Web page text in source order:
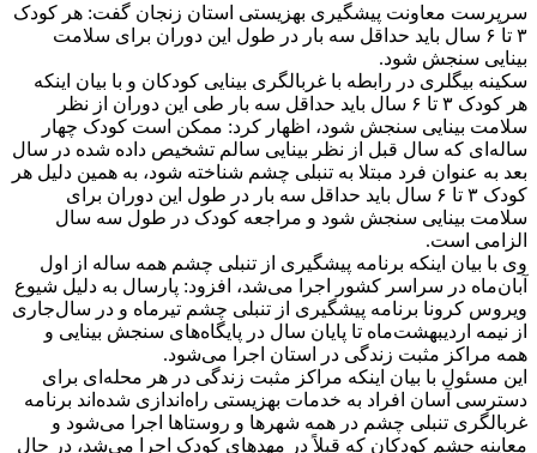
سرپرست معاونت پیشگیری بهزیستی استان زنجان گفت: هر کودک
۳ تا ۶ سال باید حداقل سه بار در طول این دوران برای سلامت
بینایی سنجش شود.
سکینه بیگلری در رابطه با غربالگری بینایی کودکان و با بیان اینکه
هر کودک ۳ تا ۶ سال باید حداقل سه بار طی این دوران از نظر
سلامت بینایی سنجش شود، اظهار کرد: ممکن است کودک چهار
ساله‌ای که سال قبل از نظر بینایی سالم تشخیص داده شده در سال
بعد به عنوان فرد مبتلا به تنبلی چشم شناخته شود، به همین دلیل هر
کودک ۳ تا ۶ سال باید حداقل سه بار در طول این دوران برای
سلامت بینایی سنجش شود و مراجعه کودک در طول سه سال
الزامی است.
وی با بیان اینکه برنامه پیشگیری از تنبلی چشم همه ساله از اول
آبان‌ماه در سراسر کشور اجرا می‌شد، افزود: پارسال به دلیل شیوع
ویروس کرونا برنامه پیشگیری از تنبلی چشم تیرماه و در سال‌جاری
از نیمه اردیبهشت‌ماه تا پایان سال در پایگاه‌های سنجش بینایی و
همه مراکز مثبت زندگی در استان اجرا می‌شود.
این مسئول با بیان اینکه مراکز مثبت زندگی در هر محله‌ای برای
دسترسی آسان افراد به خدمات بهزیستی راه‌اندازی شده‌اند برنامه
غربالگری تنبلی چشم در همه شهرها و روستاها اجرا می‌شود و
معاینه چشم کودکان که قبلاً در مهدهای کودک اجرا می‌شد، در حال